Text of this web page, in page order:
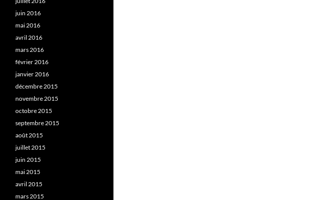
juin 2016
mai 2016
avril 2016
mars 2016
février 2016
janvier 2016
décembre 2015
novembre 2015
octobre 2015
septembre 2015
août 2015
juillet 2015
juin 2015
mai 2015
avril 2015
mars 2015